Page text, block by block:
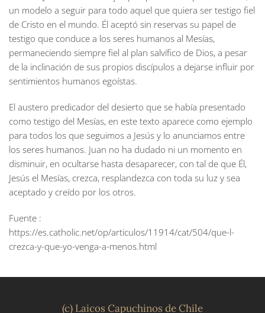
un modelo a seguir para todo aquel que quiera ser testigo fiel
de Cristo en el mundo. Él aceptó sin reservas su papel de
testigo que conduce a los seres humanos al Mesías,
permaneciendo siempre fiel al plan salvífico de Dios, a pesar
de la inclinación de sus propios discípulos a dejarse influir por
sentimientos humanos egoístas.
El austero predicador del desierto que se había presentado
como testigo del Mesías, en este texto aparece como ejemplo
para todos los que seguimos a Jesús y lo anunciamos entre
los seres humanos. Juan no ha dudado ni un momento en
disminuir, en ocultarse hasta desaparecer, con tal de que Él,
Jesús el Mesías, crezca, resplandezca con toda su luz y sea
aceptado y creído por los otros.
Fuente :
https://es.catholic.net/op/articulos/11914/cat/504/que-l-
crezca-y-que-yo-venga-a-menos.html
(c) Laicos Capuchinos de Chile